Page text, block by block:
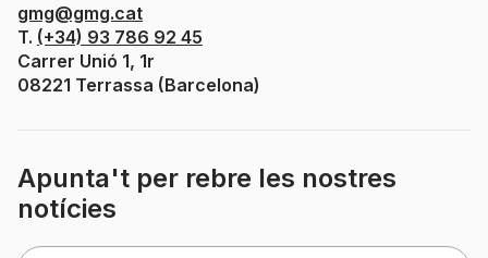
gmg@gmg.cat
T. (+34) 93 786 92 45
Carrer Unió 1, 1r
08221 Terrassa (Barcelona)
Apunta't per rebre les nostres
notícies